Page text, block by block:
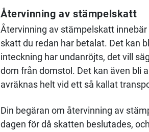
Återvinning av stämpelskatt
Återvinning av stämpelskatt
skatt du redan har betalat. Det kan
inteckning har undanröjts, det vill
dom från domstol. Det kan även bli
avräknas helt vid ett så kallat
Din begäran om återvinning av
dagen för då skatten beslutades,